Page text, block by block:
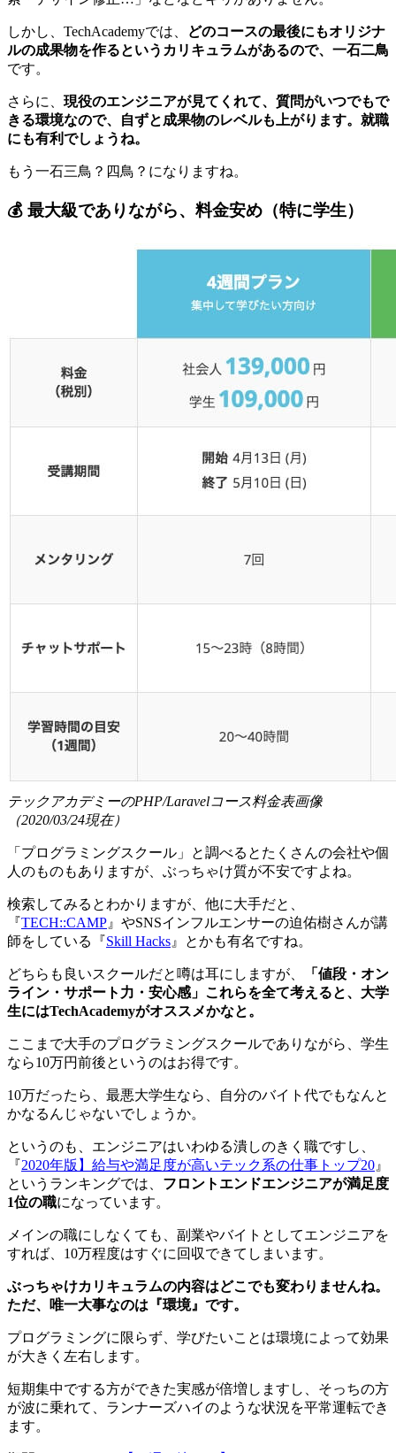
しかし、TechAcademyでは、
どのコースの最後にもオリジナ
ルの成果物を作るというカリキュラムがあるので、一石二鳥
です。
さらに、 現役のエンジニアが見てくれて、質問がいつでもで
きる環境なので、自ずと成果物のレベルも上がります。就職
にも有利でしょうね。
もう一石三鳥？四鳥？になりますね。
💰 最大級でありながら、料金安め（特に学生）
テックアカデミーのPHP/Laravelコース料金表画像
（2020/03/24現在）
「プログラミングスクール」と調べるとたくさんの会社や個
人のものもありますが、ぶっちゃけ質が不安ですよね。
検索してみるとわかりますが、他に大手だと、
『TECH::CAMP 』やSNSインフルエンサーの迫佑樹さんが講
師をしている『Skill Hacks 』とかも有名ですね。
どちらも良いスクールだと噂は耳にしますが、
「値段・オン
ライン・サポート力・安心感」これらを全て考えると、大学
生にはTechAcademyがオススメかなと。
ここまで大手のプログラミングスクールでありながら、学生
なら10万円前後というのはお得です。
10万だったら、最悪大学生なら、自分のバイト代でもなんと
かなるんじゃないでしょうか。
というのも、エンジニアはいわゆる潰しのきく職ですし、
『2020年版】給与や満足度が高いテック系の仕事トップ20 』
というランキングでは、 フロントエンドエンジニアが満足度
1位の職になっています。
メインの職にしなくても、副業やバイトとしてエンジニアを
すれば、10万程度はすぐに回収できてしまいます。
ぶっちゃけカリキュラムの内容はどこでも変わりませんね。
ただ、唯一大事なのは『環境』です。
プログラミングに限らず、学びたいことは環境によって効果
が大きく左右します。
短期集中でする方ができた実感が倍増しますし、そっちの方
が波に乗れて、ランナーズハイのような状況を平常運転でき
ます。